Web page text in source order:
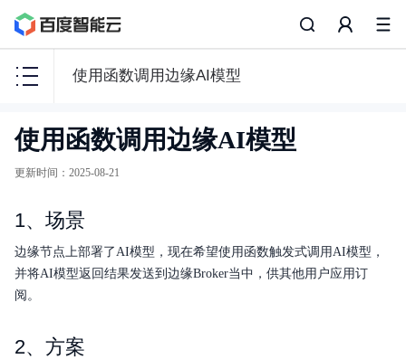
使用函数调用边缘AI模型
智
能
边
BIE
产品描述
配置文件说明
使用函数调用边缘AI模型
更新时间 ： 2025-08-21
1、场景
边缘节点上部署了AI模型，现在希望使用函数触发式调用AI模型，
并将AI模型返回结果发送到边缘Broker当中，供其他用户应用订
阅。
2、方案